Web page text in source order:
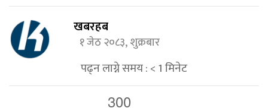
खबरहब
१ जेठ २०८३, शुक्रबार
पढ्न लाग्ने समय :< 1मिनेट
300